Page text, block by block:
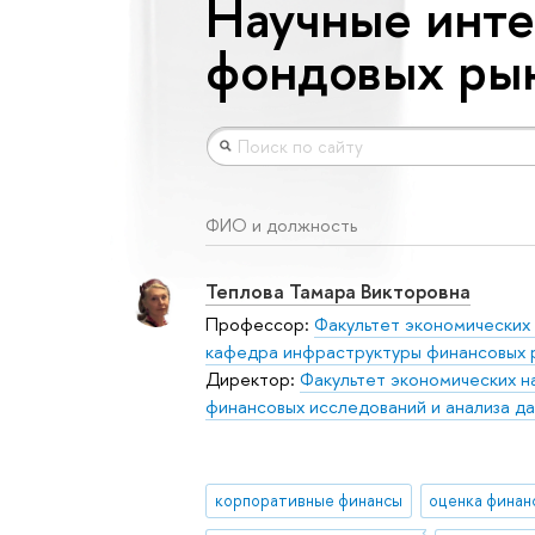
Научные
фондовых
ФИО и должность
Теплова Тамара Викторовна
Профессор: Факультет экономических
кафедра инфраструктуры финансовых
Директор: Факультет экономических
финансовых исследований и анализа
корпоративные финансы